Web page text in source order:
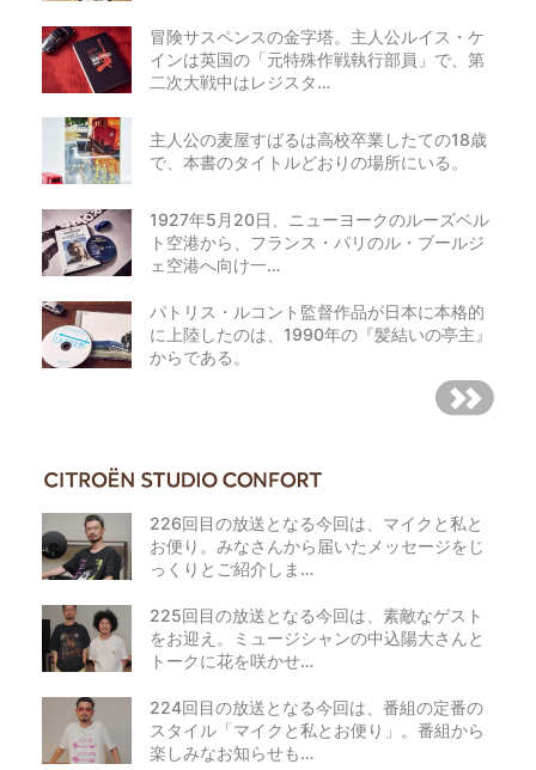
冒険サスペンスの金字塔。主人公ルイス・ケ
インは英国の「元特殊作戦執行部員」で、第
二次大戦中はレジスタ…
主人公の麦屋すばるは高校卒業したての18歳
で、本書のタイトルどおりの場所にいる。
1927年5月20日、ニューヨークのルーズベル
ト空港から、フランス・パリのル・ブールジ
ェ空港へ向け一…
パトリス・ルコント監督作品が日本に本格的
に上陸したのは、1990年の『髪結いの亭主』
からである。
226回目の放送となる今回は、マイクと私と
お便り。みなさんから届いたメッセージをじ
っくりとご紹介しま…
225回目の放送となる今回は、素敵なゲスト
をお迎え。ミュージシャンの中込陽大さんと
トークに花を咲かせ…
224回目の放送となる今回は、番組の定番の
スタイル「マイクと私とお便り」。番組から
楽しみなお知らせも…